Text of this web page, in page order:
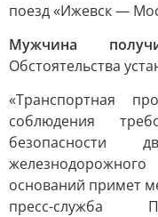
поезд «Ижевск —
Мужчина
Обстоятельства
«Транспортная
соблюдения
безопасности
оснований примет
пресс-служба